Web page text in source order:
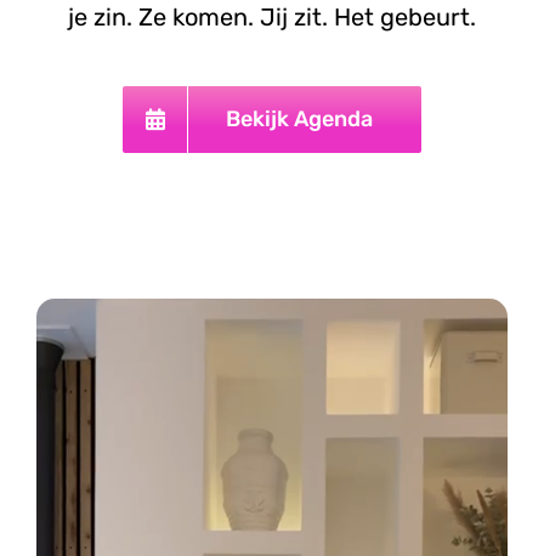
je zin. Ze komen. Jij zit. Het gebeurt.
Bekijk Agenda